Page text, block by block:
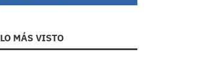
LO MÁS VISTO